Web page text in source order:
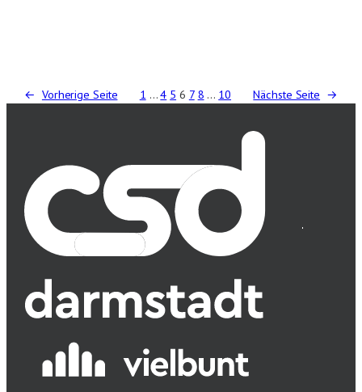
← Vorherige Seite 1 … 4 5 6 7 8 … 10 Nächste Seite →